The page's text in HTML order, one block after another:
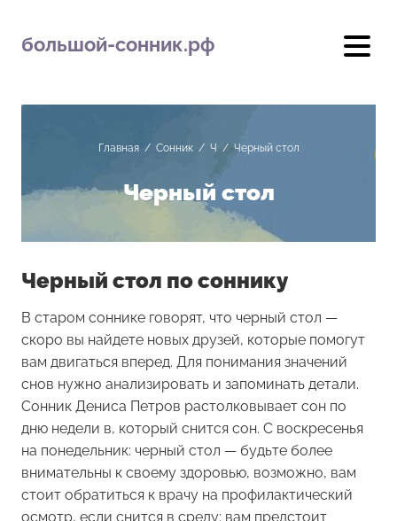
большой-сонник.рф
Главная/ Сонник/ Ч / Черный стол
Черный стол
Черный стол по соннику
В старом соннике говорят, что черный стол —
скоро вы найдете новых друзей, которые помогут
вам двигаться вперед. Для понимания значений
снов нужно анализировать и запоминать детали.
Сонник Дениса Петров растолковывает сон по
дню недели в, который снится сон. С воскресенья
на понедельник: черный стол — будьте более
внимательны к своему здоровью, возможно, вам
стоит обратиться к врачу на профилактический
осмотр, если снится в среду: вам предстоит